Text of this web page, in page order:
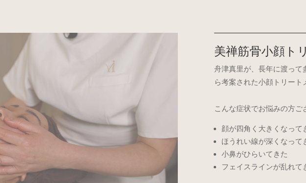
美禅筋骨小顔ト
舟津真里が、長年に渡って
ら考案された小顔トリート
こんな症状でお悩みの方ご
顔が四角く大きくなって
ほうれい線が深くなって
小鼻がひらいてきた
フェイスラインが乱れて